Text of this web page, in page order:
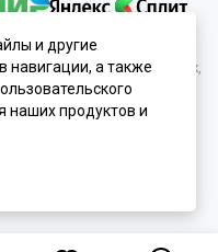
касающаяся характеристик,
характер и ни при
офертой, определяемой
кодекса РФ.
и другие
навигации, а также
наших продуктов и